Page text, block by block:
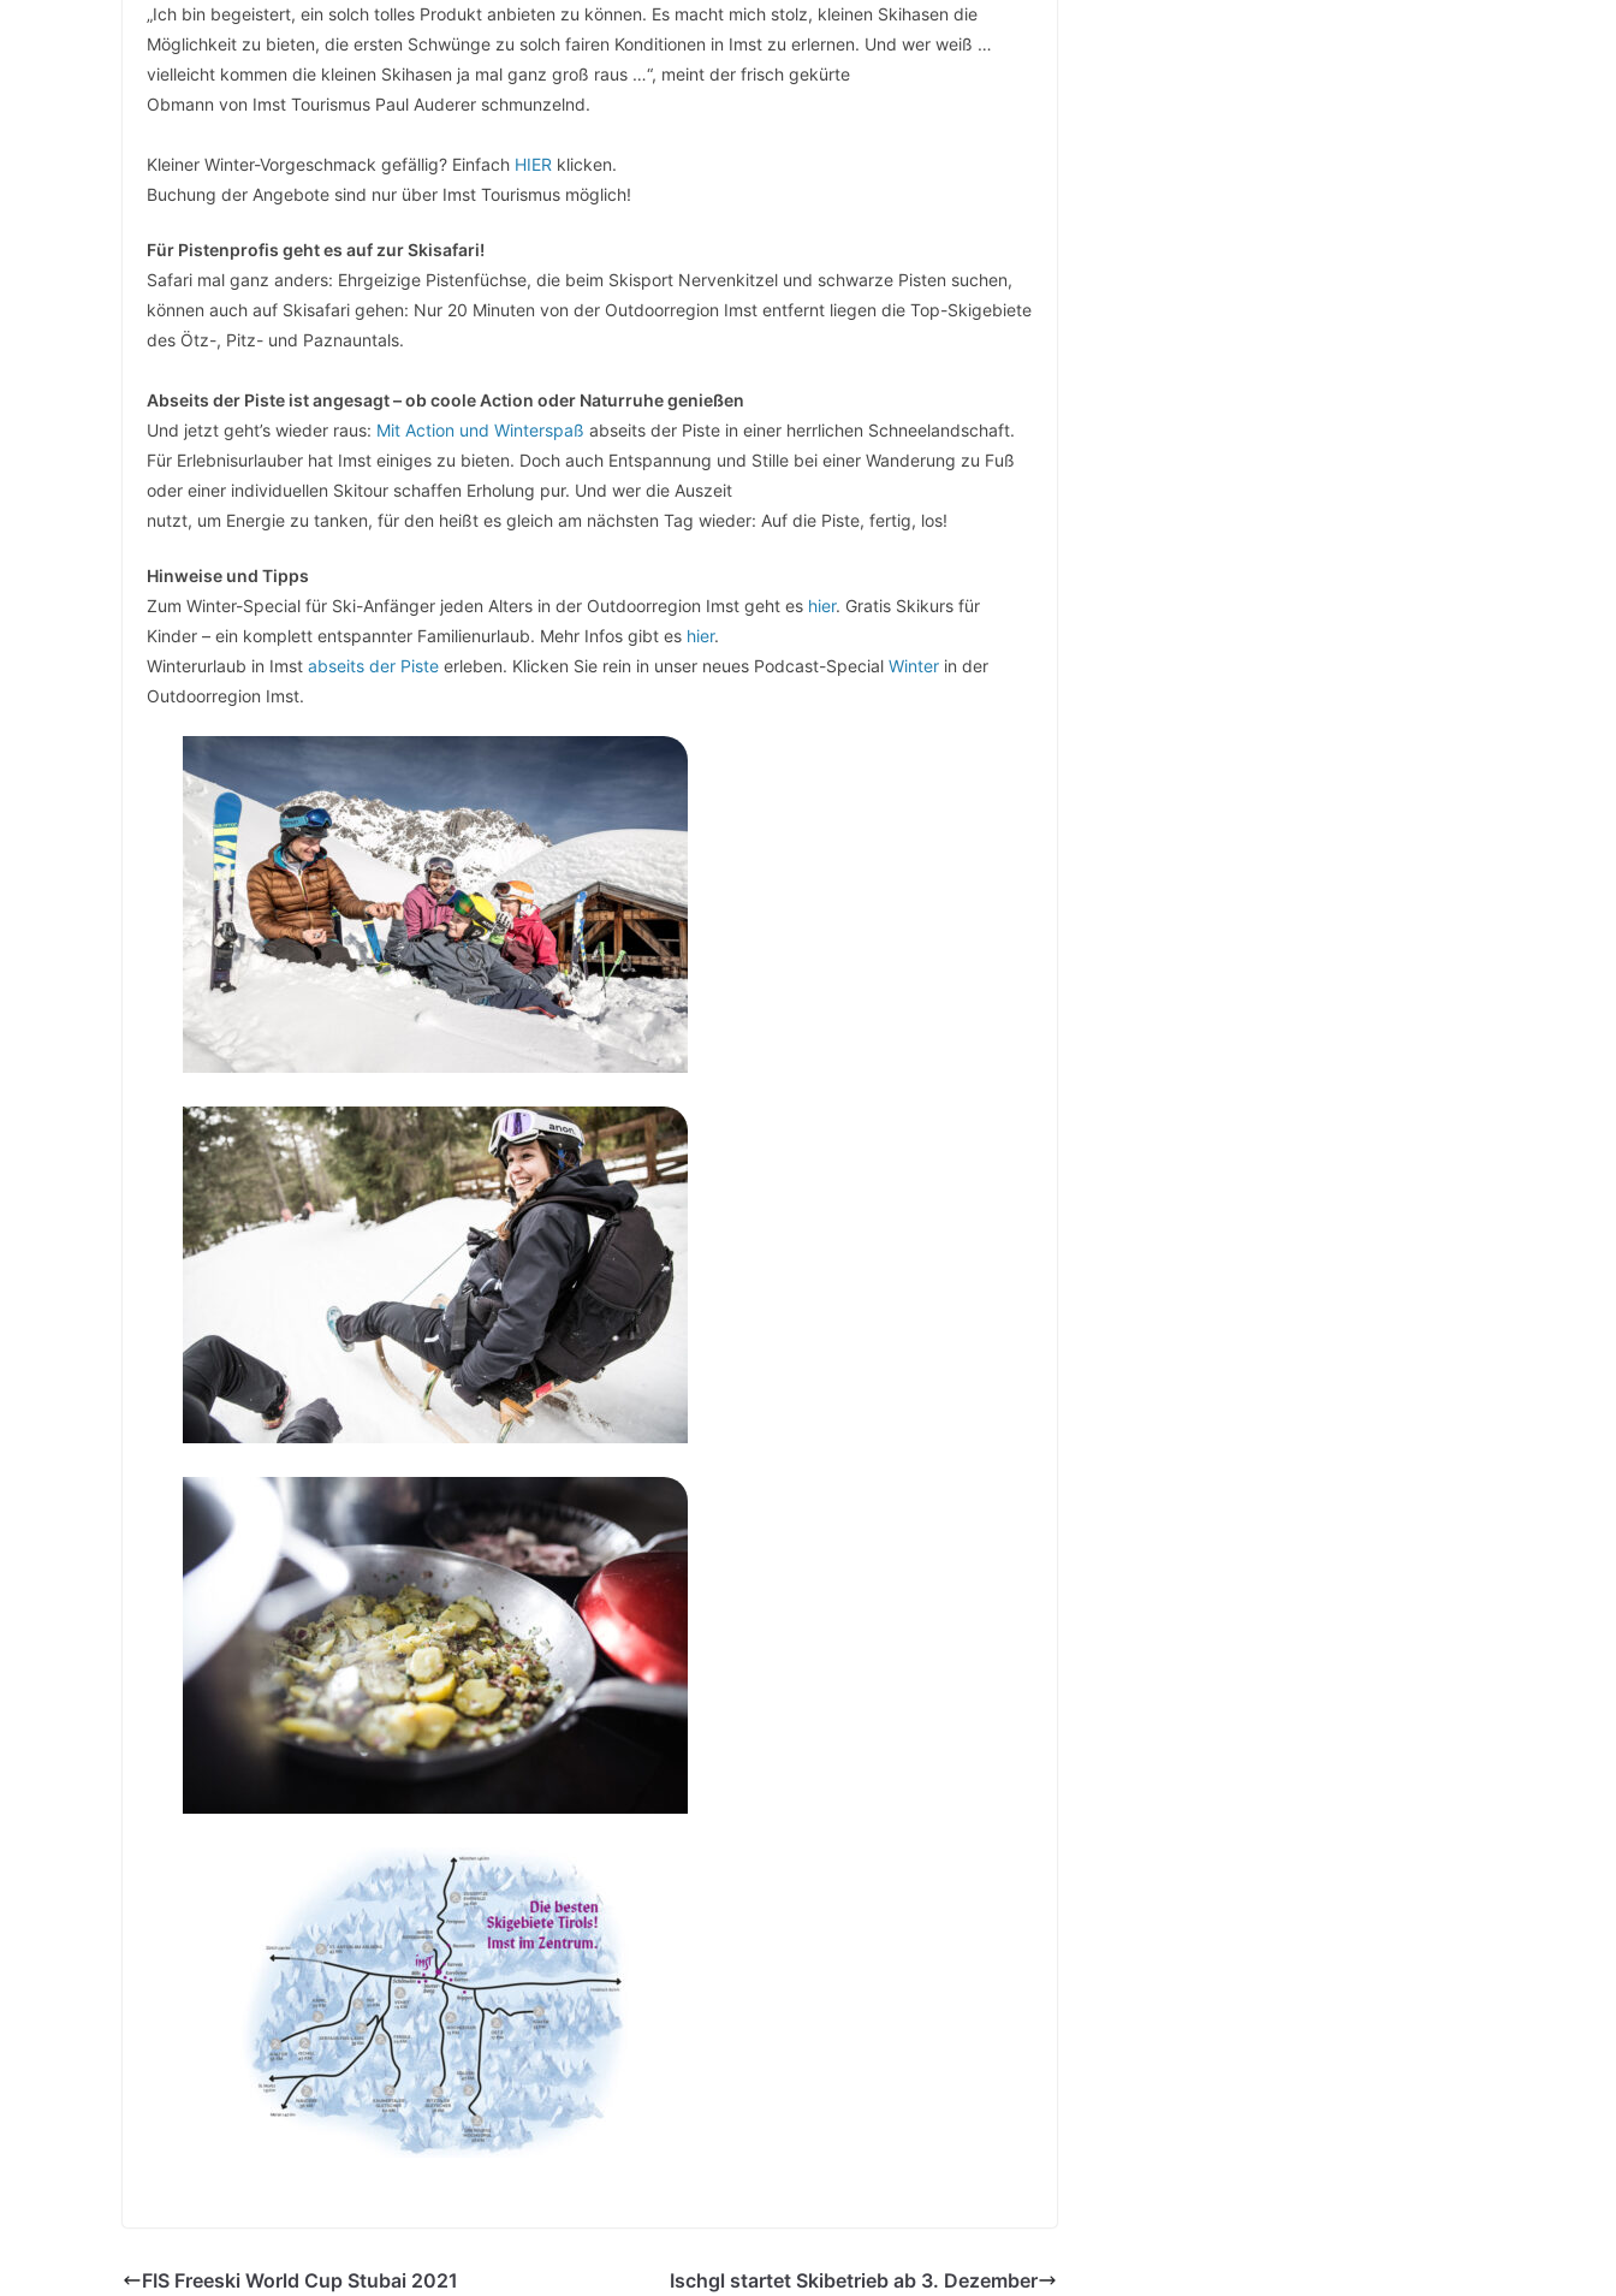
„Ich bin begeistert, ein solch tolles Produkt anbieten zu können. Es macht mich stolz, kleinen Skihasen die
Möglichkeit zu bieten, die ersten Schwünge zu solch fairen Konditionen in Imst zu erlernen. Und wer weiß …
vielleicht kommen die kleinen Skihasen ja mal ganz groß raus …“, meint der frisch gekürte
Obmann von Imst Tourismus Paul Auderer schmunzelnd.
Kleiner Winter-Vorgeschmack gefällig? Einfach HIER klicken.
Buchung der Angebote sind nur über Imst Tourismus möglich!
Für Pistenprofis geht es auf zur Skisafari!
Safari mal ganz anders: Ehrgeizige Pistenfüchse, die beim Skisport Nervenkitzel und schwarze Pisten suchen,
können auch auf Skisafari gehen: Nur 20 Minuten von der Outdoorregion Imst entfernt liegen die Top-Skigebiete
des Ötz-, Pitz- und Paznauntals.
Abseits der Piste ist angesagt – ob coole Action oder Naturruhe genießen
Und jetzt geht’s wieder raus: Mit Action und Winterspaß abseits der Piste in einer herrlichen Schneelandschaft.
Für Erlebnisurlauber hat Imst einiges zu bieten. Doch auch Entspannung und Stille bei einer Wanderung zu Fuß
oder einer individuellen Skitour schaffen Erholung pur. Und wer die Auszeit
nutzt, um Energie zu tanken, für den heißt es gleich am nächsten Tag wieder: Auf die Piste, fertig, los!
Hinweise und Tipps
Zum Winter-Special für Ski-Anfänger jeden Alters in der Outdoorregion Imst geht es hier. Gratis Skikurs für
Kinder – ein komplett entspannter Familienurlaub. Mehr Infos gibt es hier.
Winterurlaub in Imst abseits der Piste erleben. Klicken Sie rein in unser neues Podcast-Special Winter in der
Outdoorregion Imst.
FIS Freeski World Cup Stubai 2021 Ischgl startet Skibetrieb ab 3. Dezember